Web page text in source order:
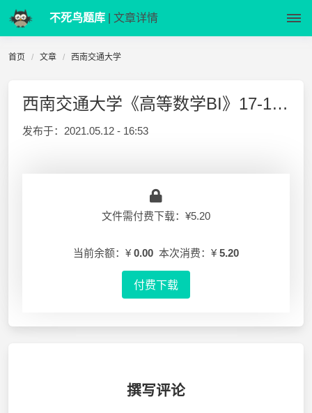
不死鸟题库 | 文章详情
首页 文章 西南交通大学
西南交通大学《高等数学BI》17-18-1 期末试卷A答案
发布于： 2021.05.12 - 16:53
文件需付费下载：¥5.20
当前余额：¥ 0.00 本次消费：¥ 5.20
付费下载
撰写评论